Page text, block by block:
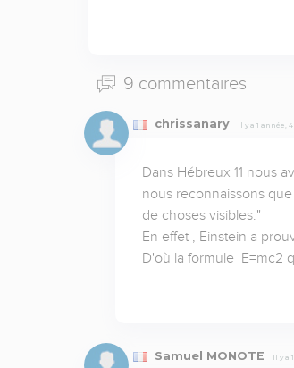
9 commentaires
chrissanary Il y a 1 année,
Dans Hébreux 11 nous
nous reconnaissons
de choses visibles."
En effet , Einstein a
D'où la formule  E=mc2
Samuel MONOTE Il y a